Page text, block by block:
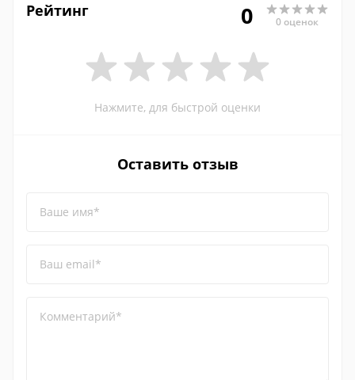
Рейтинг 0 0 оценок
Нажмите, для быстрой оценки
Оставить отзыв
Ваше имя*
Ваш email*
Комментарий*